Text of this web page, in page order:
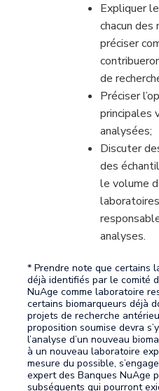
Expliquer
chacun des
préciser
de
Préciser
principales
analysées;
Discuter
des
le volume
analyses.
* Prendre note que certains
déjà identifiés par le comité
NuAge comme laboratoire
certains biomarqueurs déjà
projets de recherche
proposition soumise devra
l’analyse d’un nouveau
à un nouveau laboratoire
mesure du possible,
expert des Banques NuAge
subséquents qui pourront